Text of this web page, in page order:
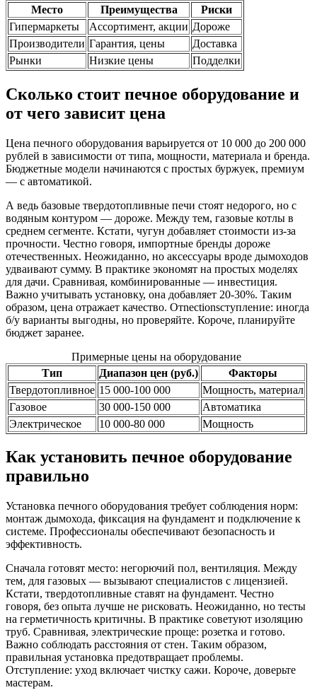
Место
Преимущества
Риски
Гипермаркеты
Ассортимент, акции Дороже
Производители Гарантия, цены
Доставка
Рынки
Низкие цены Подделки
Сколько стоит печное оборудование и
от чего зависит цена
Цена печного оборудования варьируется от 10 000 до 200 000
рублей в зависимости от типа, мощности, материала и бренда.
Бюджетные модели начинаются с простых буржуек, премиум
— с автоматикой.
А ведь базовые твердотопливные печи стоят недорого, но с
водяным контуром — дороже. Между тем, газовые котлы в
среднем сегменте. Кстати, чугун добавляет стоимости из-за
прочности. Честно говоря, импортные бренды дороже
отечественных. Неожиданно, но аксессуары вроде дымоходов
удваивают сумму. В практике экономят на простых моделях
для дачи. Сравнивая, комбинированные — инвестиция.
Важно учитывать установку, она добавляет 20-30%. Таким
образом, цена отражает качество. Отnectionsступление: иногда
б/у варианты выгодны, но проверяйте. Короче, планируйте
бюджет заранее.
Примерные цены на оборудование
Тип
Диапазон цен (руб.)
Факторы
Твердотопливное 15 000-100 000
Мощность, материал
Газовое
30 000-150 000
Автоматика
Электрическое
10 000-80 000 Мощность
Как установить печное оборудование
правильно
Установка печного оборудования требует соблюдения норм:
монтаж дымохода, фиксация на фундамент и подключение к
системе. Профессионалы обеспечивают безопасность и
эффективность.
Сначала готовят место: негорючий пол, вентиляция. Между
тем, для газовых — вызывают специалистов с лицензией.
Кстати, твердотопливные ставят на фундамент. Честно
говоря, без опыта лучше не рисковать. Неожиданно, но тесты
на герметичность критичны. В практике советуют изоляцию
труб. Сравнивая, электрические проще: розетка и готово.
Важно соблюдать расстояния от стен. Таким образом,
правильная установка предотвращает проблемы.
Отступление: уход включает чистку сажи. Короче, доверьте
мастерам.